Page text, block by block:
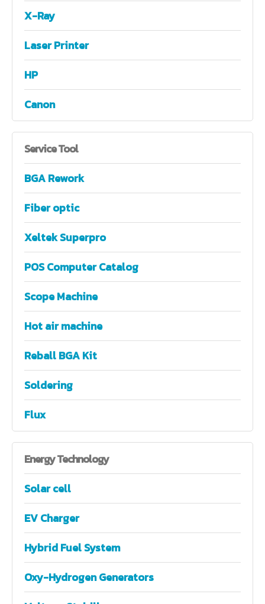
X-Ray
Laser Printer
HP
Canon
ServiceTool
BGA Rework
Fiber optic
Xeltek Superpro
POS Computer Catalog
Scope Machine
Hot air machine
Reball BGA Kit
Soldering
Flux
EnergyTechnology
Solar cell
EV Charger
Hybrid Fuel System
Oxy-Hydrogen Generators